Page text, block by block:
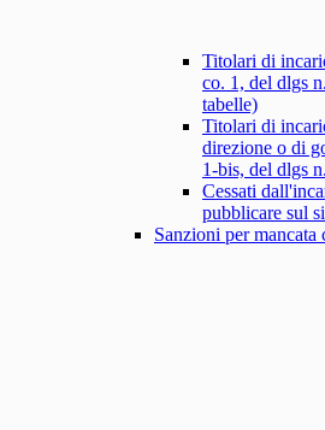
Titolari di
co. 1, del dlgs
tabelle)
Titolari di
direzione o di
1-bis, del dlgs
Cessati
pubblicare sul
Sanzioni per